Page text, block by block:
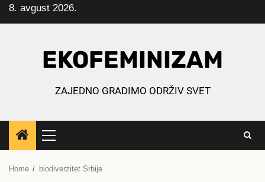
Skip
to
8. avgust 2026.
EKOFEMINIZAM
ZAJEDNO GRADIMO ODRŽIV SVET
Primary
Menu
Home biodiverzitet Srbije